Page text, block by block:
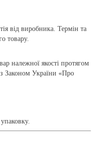
від виробника. Термін та
товару.
належної якості протягом
Законом України «Про